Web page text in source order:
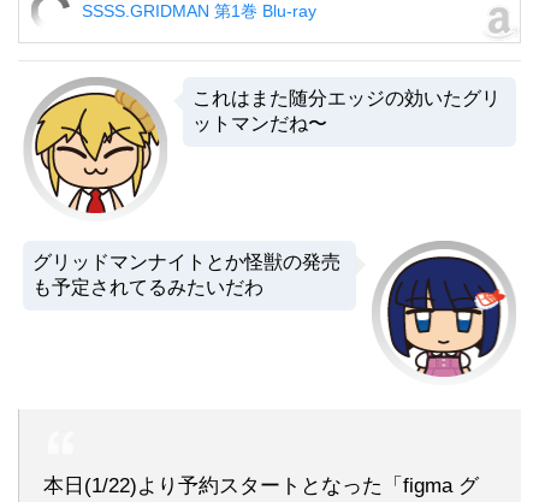
SSSS.GRIDMAN 第1巻 Blu-ray
これはまた随分エッジの効いたグリ
ットマンだね〜
グリッドマンナイトとか怪獣の発売
も予定されてるみたいだわ
本日(1/22)より予約スタートとなった「figma グ